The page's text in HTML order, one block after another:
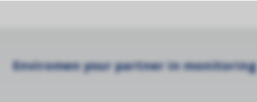
Enviromen your partner in monitoring